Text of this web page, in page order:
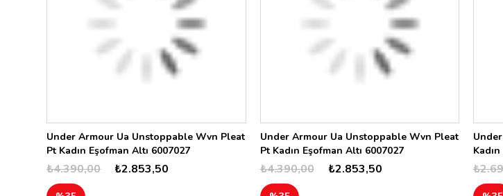
Under Armour Ua Unstoppable Wvn Pleat
Pt Kadın Eşofman Altı 6007027
₺2.853,50
₺4.390,00
Under Armour Ua Unstoppable Wvn Pleat
Pt Kadın Eşofman Altı 6007027
₺2.853,50
₺4.390,00